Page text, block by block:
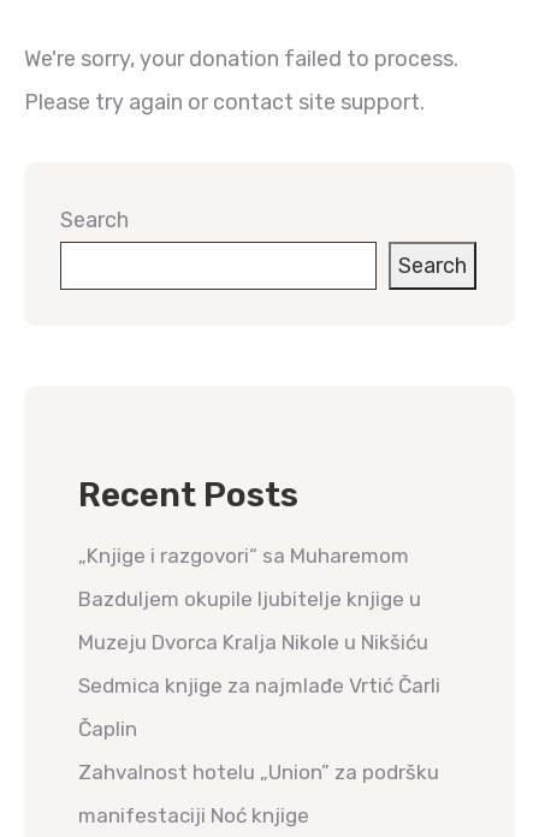
We're sorry, your donation failed to process.
Please try again or contact site support.
Search
Search
Recent Posts
„Knjige i razgovori“ sa Muharemom
Bazduljem okupile ljubitelje knjige u
Muzeju Dvorca Kralja Nikole u Nikšiću
Sedmica knjige za najmlađe Vrtić Čarli
Čaplin
Zahvalnost hotelu „Union” za podršku
manifestaciji Noć knjige